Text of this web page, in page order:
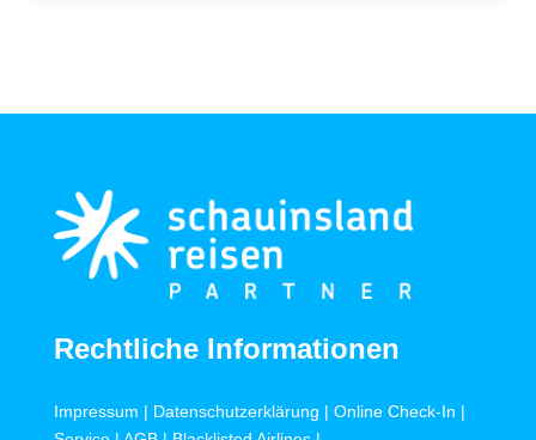
Rechtliche Informationen
Impressum | Datenschutzerklärung | Online Check-In |